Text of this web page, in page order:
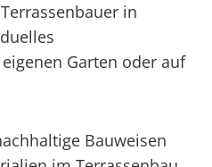
in
Garten oder auf
Bauweisen